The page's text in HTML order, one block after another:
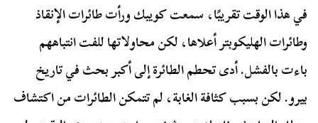
في هذا الوقت تقريبًا، سمعت كويبك ورأت طائرات الإنقاذ
وطائرات الهليكوبتر أعلاها، لكن محاولاتها للفت انتباههم
باءت بالفشل. أدى تحطم الطائرة إلى أكبر بحث في تاريخ
بيرو. لكن بسبب كثافة الغابة، لم تتمكن الطائرات من اكتشاف